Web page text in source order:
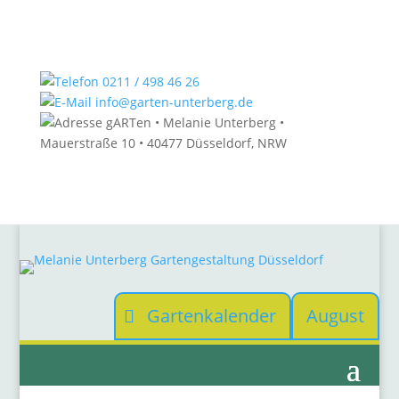
0211 / 498 46 26
info@garten-unterberg.de
gARTen • Melanie Unterberg •
Mauerstraße 10 • 40477 Düsseldorf, NRW
August
Gartenkalender